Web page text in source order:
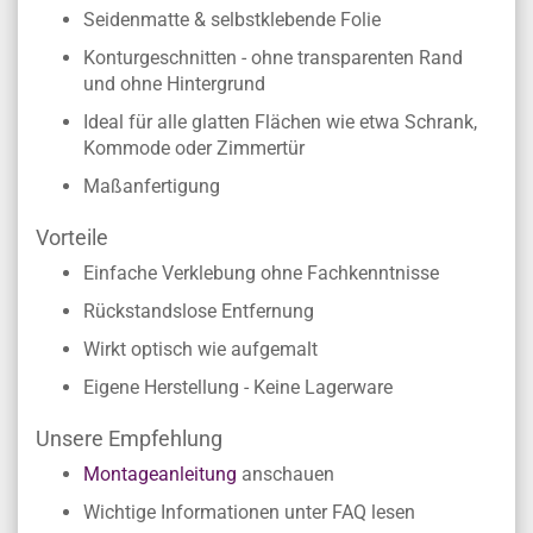
Seidenmatte & selbstklebende Folie
Konturgeschnitten - ohne transparenten Rand
und ohne Hintergrund
Ideal für alle glatten Flächen wie etwa Schrank,
Kommode oder Zimmertür
Maßanfertigung
Vorteile
Einfache Verklebung ohne Fachkenntnisse
Rückstandslose Entfernung
Wirkt optisch wie aufgemalt
Eigene Herstellung - Keine Lagerware
Unsere Empfehlung
Montageanleitung anschauen
Wichtige Informationen unter FAQ lesen